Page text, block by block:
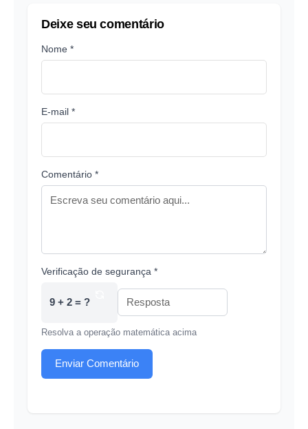
Deixe seu comentário
Nome *
E-mail *
Comentário *
Verificação de segurança *
9 + 2 = ?
Resolva a operação matemática acima
Enviar Comentário